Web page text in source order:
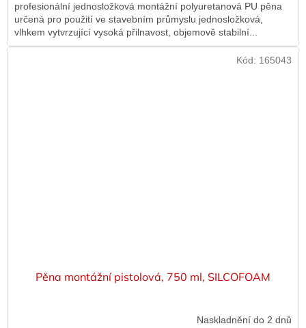
profesionální jednosložková montážní polyuretanová PU pěna
určená pro použití ve stavebním průmyslu jednosložková,
vlhkem vytvrzující vysoká přilnavost, objemově stabilní...
Pěna montážní pistolová, 750 ml, SILCOFOAM
Naskladnění do 2 dnů
Kód: 165043